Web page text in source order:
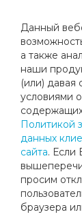
Данный
а также
наши
(или) давая
условиями
Политикой
данных
сайта. Если
просим
браузера
С 1-5
тренера
побороться